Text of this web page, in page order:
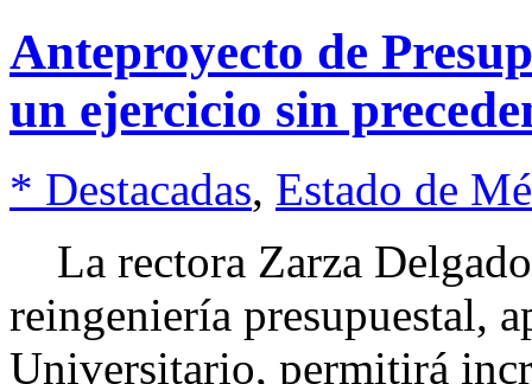
Anteproyecto de
un ejercicio sin
* Destacadas, Estado de
La rectora Zarza
reingeniería presupuestal,
Universitario, permitirá